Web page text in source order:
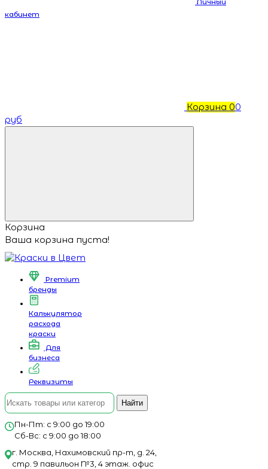
кабинет
Корзина 00
руб
Корзина
Ваша корзина пуста!
Premium
бренды
Калькулятор
расхода
краски
Для
бизнеса
Реквизиты
Найти
Пн-Пт: с 9:00 до 19:00
Сб-Вс: с 9:00 до 18:00
г. Москва, Нахимовский пр-т, д. 24,
стр. 9 павильон №3, 4 этаж. офис